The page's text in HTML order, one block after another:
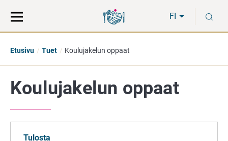
suoraan
sisältöön
koko
sivuston
FI
Etusivu Tuet Koulujakelun oppaat
Koulujakelun oppaat
Tulosta